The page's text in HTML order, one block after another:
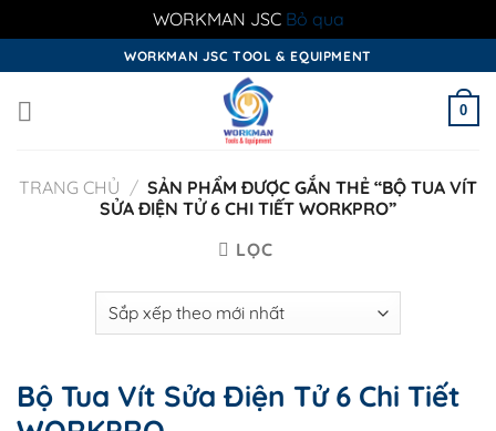
WORKMAN JSC Bỏ qua
to
content
WORKMAN JSC TOOL & EQUIPMENT
0
TRANG CHỦ / SẢN PHẨM ĐƯỢC GẮN THẺ “BỘ TUA VÍT
SỬA ĐIỆN TỬ 6 CHI TIẾT WORKPRO”
LỌC
Bộ Tua Vít Sửa Điện Tử 6 Chi Tiết